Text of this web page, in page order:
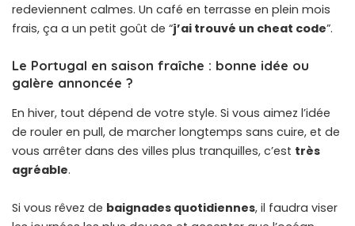
redeviennent calmes. Un café en terrasse en plein mois
frais, ça a un petit goût de “j’ai trouvé un cheat code”.
Le Portugal en saison fraîche : bonne idée ou
galère annoncée ?
En hiver, tout dépend de votre style. Si vous aimez l’idée
de rouler en pull, de marcher longtemps sans cuire, et de
vous arrêter dans des villes plus tranquilles, c’est très
agréable.
Si vous rêvez de baignades quotidiennes, il faudra viser